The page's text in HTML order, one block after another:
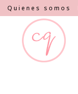
Quienes somos